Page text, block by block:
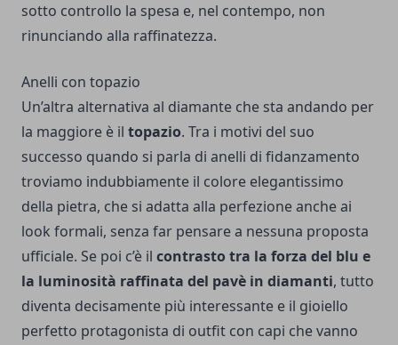
sotto controllo la spesa e, nel contempo, non
rinunciando alla raffinatezza.
Anelli con topazio
Un’altra alternativa al diamante che sta andando per
la maggiore è il topazio. Tra i motivi del suo
successo quando si parla di anelli di fidanzamento
troviamo indubbiamente il colore elegantissimo
della pietra, che si adatta alla perfezione anche ai
look formali, senza far pensare a nessuna proposta
ufficiale. Se poi c’è il contrasto tra la forza del blu e
la luminosità raffinata del pavè in diamanti, tutto
diventa decisamente più interessante e il gioiello
perfetto protagonista di outfit con capi che vanno